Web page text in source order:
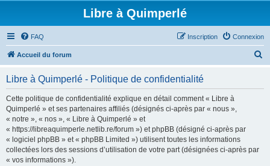
Libre à Quimperlé
FAQ Connexion
Inscription
Accueil du forum
Libre à Quimperlé - Politique de confidentialité
Cette politique de confidentialité explique en détail comment « Libre à
Quimperlé » et ses partenaires affiliés (désignés ci-après par « nous »,
« notre », « nos », « Libre à Quimperlé » et
« https://libreaquimperle.netlib.re/forum ») et phpBB (désigné ci-après par
« logiciel phpBB » et « phpBB Limited ») utilisent toutes les informations
collectées lors des sessions d’utilisation de votre part (désignées ci-après par
« vos informations »).